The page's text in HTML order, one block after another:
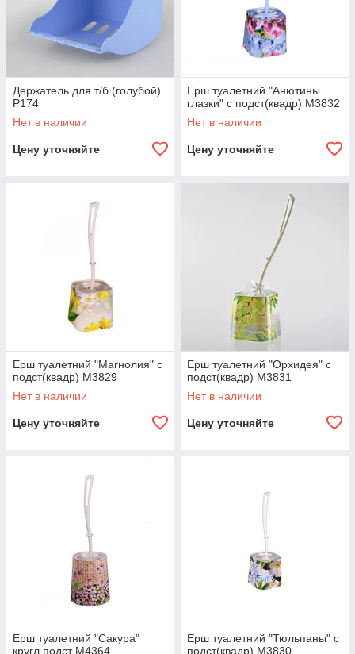
Держатель для т/б (голубой)
Р174
Нет в наличии
Цену уточняйте
Ерш туалетний "Анютины
глазки" с подст(квадр) М3832
Нет в наличии
Цену уточняйте
Ерш туалетний "Магнолия" с
подст(квадр) М3829
Нет в наличии
Цену уточняйте
Ерш туалетний "Орхидея" с
подст(квадр) М3831
Нет в наличии
Цену уточняйте
Ерш туалетний "Сакура"
кругл подст М4364
Ерш туалетний "Тюльпаны" с
подст(квадр) М3830